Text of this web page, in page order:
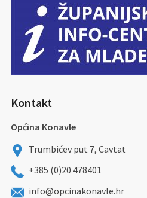
Kontakt
Općina Konavle
Trumbićev put 7, Cavtat
+385 (0)20 478401
info@opcinakonavle.hr